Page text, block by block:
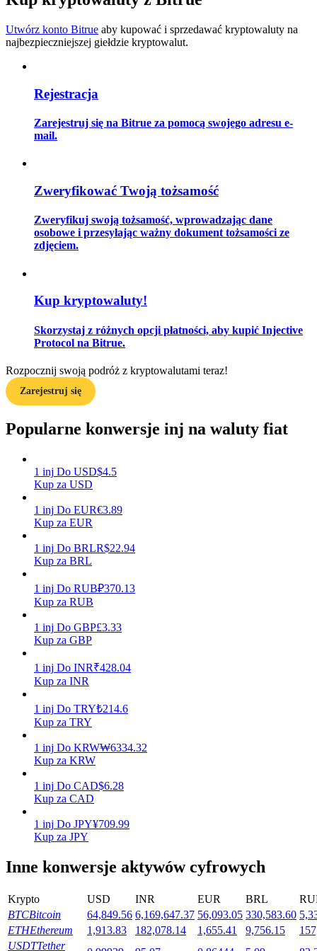
Strategie handlowe
Dowiedz się, jak zachować rentowność
Zarabiać
Mocna Świnka
Stawianie
Wysokie zyski i natychmiastowy dostęp
Elastyczne stawianie zakładów, aby zarabiać na popularnych
Utwórz konto Bitrue aby kupować i sprzedawać kryptowaluty na
najbezpieczniejszej giełdzie kryptowalut.
Rejestracja
Zarejestruj się na Bitrue za pomocą swojego adresu e-
mail.
Zweryfikować Twoją tożsamość
Zweryfikuj swoją tożsamość, wprowadzając dane
osobowe i przesyłając ważny dokument tożsamości ze
zdjęciem.
Kup kryptowaluty!
Skorzystaj z różnych opcji płatności, aby kupić Injective
Protocol na Bitrue.
Rozpocznij swoją podróż z kryptowalutami teraz!
Zarejestruj się
Popularne konwersje inj na waluty fiat
1 inj Do USD$4.5
Kup za USD
1 inj Do EUR€3.89
Kup za EUR
1 inj Do BRLR$22.94
Kup za BRL
1 inj Do RUB₽370.13
Kup za RUB
1 inj Do GBP£3.33
Kup za GBP
1 inj Do INR₹428.04
Kup za INR
1 inj Do TRY₺214.6
Kup za TRY
1 inj Do KRW₩6334.32
Kup za KRW
1 inj Do CAD$6.28
Kup za CAD
1 inj Do JPY¥709.99
Kup za JPY
Inne konwersje aktywów cyfrowych
Krypto USD INR EUR BRL
BTCBitcoin 64,849.56 6,169,647.37 56,093.05 330,583.60
ETHEthereum 1,913.83 182,078.14 1,655.41 9,756.15
USDTTether